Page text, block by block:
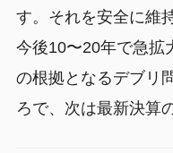
す。それを安全に維
今後10〜20年で急拡
の根拠となるデブリ
ろで、次は最新決算